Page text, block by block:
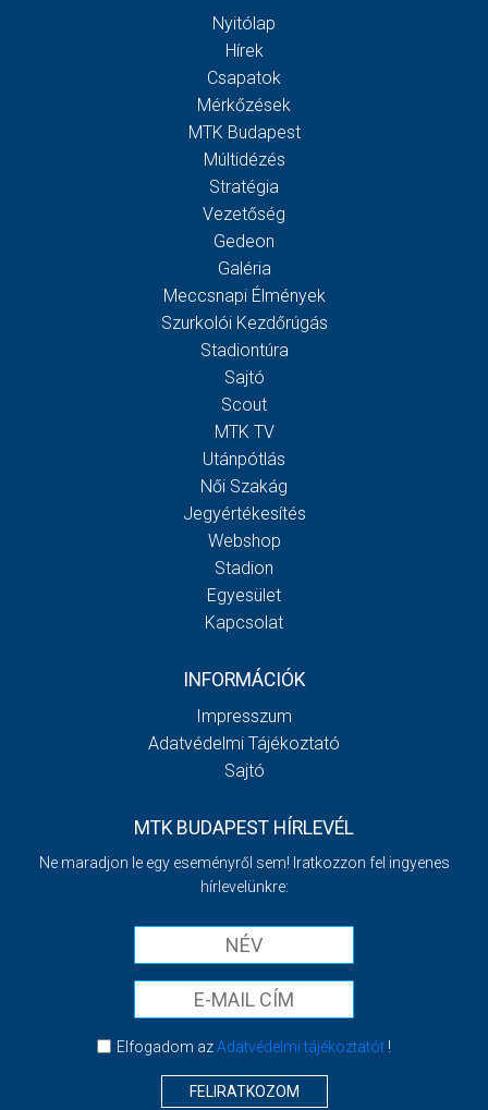
Nyitólap
Hírek
Csapatok
Mérkőzések
MTK Budapest
Múltidézés
Stratégia
Vezetőség
Gedeon
Galéria
Meccsnapi Élmények
Szurkolói Kezdőrúgás
Stadiontúra
Sajtó
Scout
MTK TV
Utánpótlás
Női Szakág
Jegyértékesítés
Webshop
Stadion
Egyesület
Kapcsolat
INFORMÁCIÓK
Impresszum
Adatvédelmi Tájékoztató
Sajtó
MTK BUDAPEST HÍRLEVÉL
Ne maradjon le egy eseményről sem! Iratkozzon fel ingyenes
hírlevelünkre:
Elfogadom azAdatvédelmi tájékoztatót!
FELIRATKOZOM